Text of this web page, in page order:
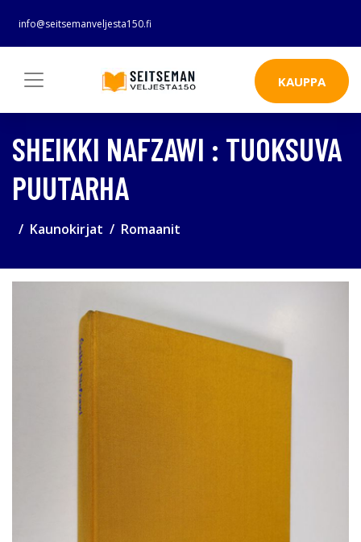
info@seitsemanveljesta150.fi
KAUPPA
SHEIKKI NAFZAWI : TUOKSUVA
PUUTARHA
Kaunokirjat Romaanit